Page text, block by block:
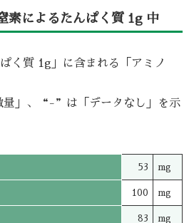
素によるたんぱく質 1g 中
く質 1g」に含まれる「アミノ
」、“-”は「データなし」を示
53 mg
100 mg
83 mg